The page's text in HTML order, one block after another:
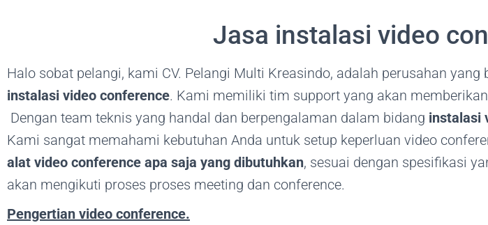
Jasa instalasi video
Halo sobat pelangi, kami CV. Pelangi Multi Kreasindo, adalah perusahan
instalasi video conference. Kami memiliki tim support yang akan
Dengan team teknis yang handal dan berpengalaman dalam bidang instalasi
Kami sangat memahami kebutuhan Anda untuk setup keperluan video
alat video conference apa saja yang dibutuhkan, sesuai dengan spesifikasi
akan mengikuti proses proses meeting dan conference.
Pengertian video conference.